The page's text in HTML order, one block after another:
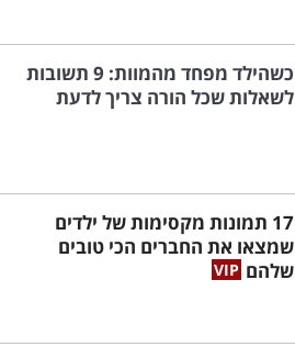
כשהילד מפחד מהמוות: 9 תשובות
לשאלות שכל הורה צריך לדעת
17 תמונות מקסימות של ילדים
שמצאו את החברים הכי טובים
שלהם